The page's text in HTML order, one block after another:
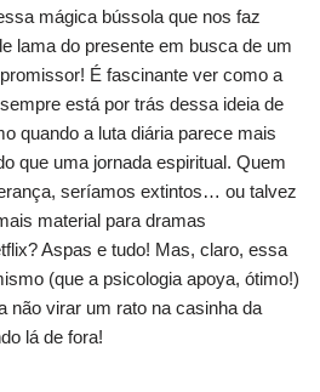
mágica bússola que nos faz
lama do presente em busca de um
É fascinante ver como a
está por trás dessa ideia de
quando a luta diária parece mais
que uma jornada espiritual. Quem
seríamos extintos… ou talvez
material para dramas
Aspas e tudo! Mas, claro, essa
(que a psicologia apoya, ótimo!)
não virar um rato na casinha da
lá de fora!